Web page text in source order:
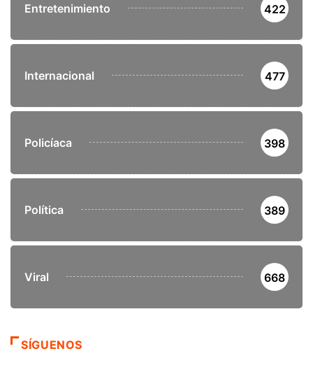
Entretenimiento 422
Internacional 477
Policíaca 398
Política 389
Viral 668
SÍGUENOS